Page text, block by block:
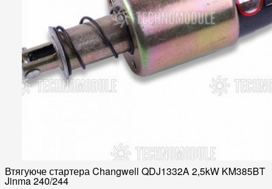
Втягуюче стартера Changwell QDJ1332A 2,5kW KM385BT
Jinma 240/244